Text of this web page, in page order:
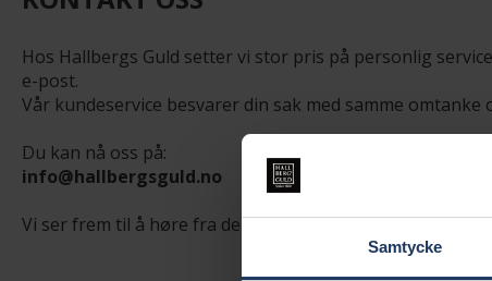
Samtycke
Hos Hallbergs Guld setter vi stor pris på personlig
e-post.
Vår kundeservice besvarer din sak med samme
Du kan nå oss på:
info@hallbergsguld.no
Vi ser frem til å høre fra deg.